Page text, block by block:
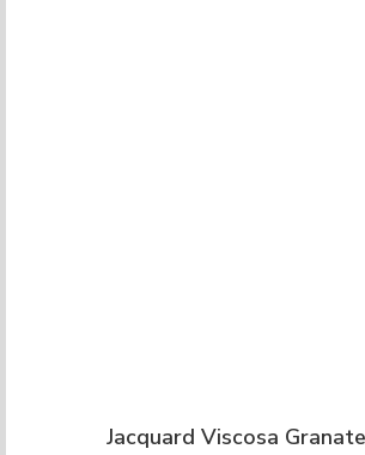
Jacquard Viscosa